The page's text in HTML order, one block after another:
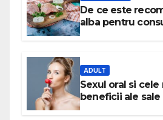
De ce este
alba pentru
ADULT
Sexul oral si
beneficii ale sale